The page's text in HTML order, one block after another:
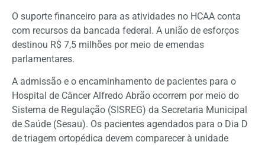
O suporte financeiro para as atividades no HCAA conta
com recursos da bancada federal. A união de esforços
destinou R$ 7,5 milhões por meio de emendas
parlamentares.
A admissão e o encaminhamento de pacientes para o
Hospital de Câncer Alfredo Abrão ocorrem por meio do
Sistema de Regulação (SISREG) da Secretaria Municipal
de Saúde (Sesau). Os pacientes agendados para o Dia D
de triagem ortopédica devem comparecer à unidade